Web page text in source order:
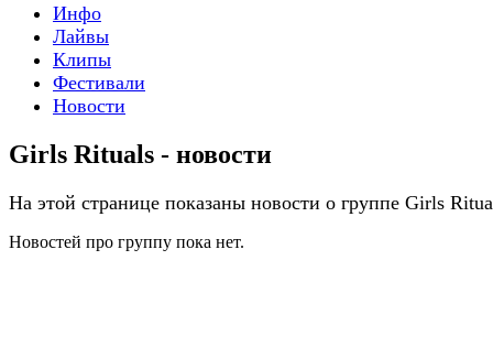
Инфо
Лайвы
Клипы
Фестивали
Новости
Girls Rituals - новости
На этой странице показаны новости о группе Girls
Новостей про группу пока нет.